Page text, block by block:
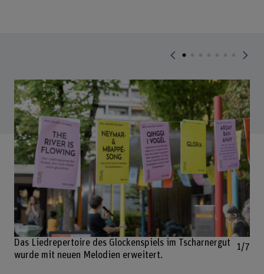
Bild
Das Liedrepertoire des Glockenspiels im Tscharnergut
wurde mit neuen Melodien erweitert.
1/7